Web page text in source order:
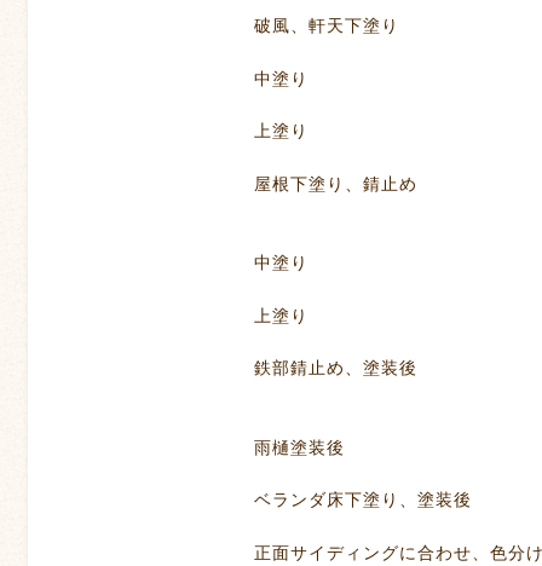
破風、軒天下塗り
中塗り
上塗り
屋根下塗り、錆止め
中塗り
上塗り
鉄部錆止め、塗装後
雨樋塗装後
ベランダ床下塗り、塗装後
正面サイディングに合わせ、色分けで仕上